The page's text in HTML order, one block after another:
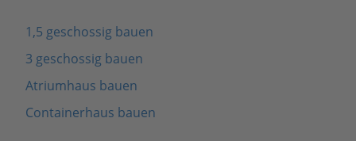
1,5 geschossig bauen
3 geschossig bauen
Atriumhaus bauen
Containerhaus bauen